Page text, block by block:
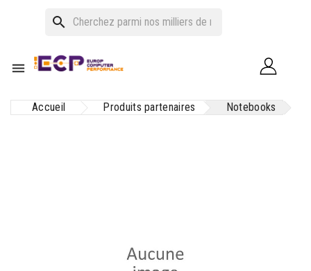
search

Accueil Produits partenaires Notebooks